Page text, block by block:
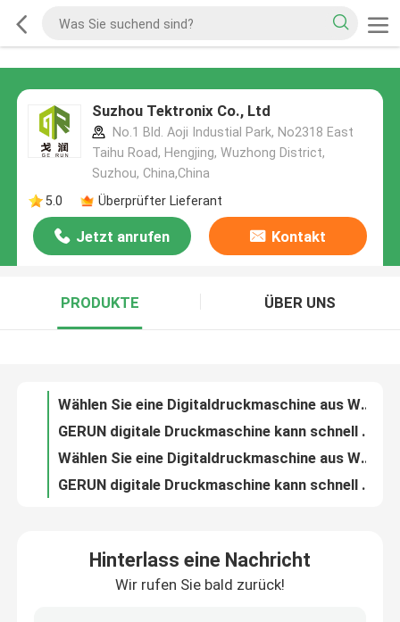
Suzhou Tektronix Co., Ltd
No.1 Bld. Aoji Industial Park, No2318 East
Taihu Road, Hengjing, Wuzhong District,
Suzhou, China,China
5.0
Überprüfter Lieferant
Jetzt anrufen Kontakt
PRODUKTE ÜBER UNS
Wählen Sie eine Digitaldruckmaschine aus Wellpappe mit guter Druckqualität und hoher Druckgeschwindigkeit und natürlich Gerium.
GERUN digitale Druckmaschine kann schnell kleine Chargen liefern und personalisierte, maßgeschneiderte Verpackungen drucken
Wählen Sie eine Digitaldruckmaschine aus Wellpappe mit guter Druckqualität und hoher Druckgeschwindigkeit und natürlich Gerium.
GERUN digitale Druckmaschine kann schnell kleine Chargen liefern und personalisierte, maßgeschneiderte Verpackungen drucken
Hinterlass eine Nachricht
Wir rufen Sie bald zurück!